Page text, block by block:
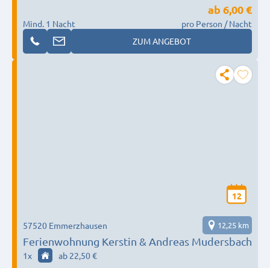
Mind. 1 Nacht
ab 6,00 €
pro Person / Nacht
ZUM ANGEBOT
12
Ferienwohnung Kerstin & Andreas Mudersbach
57520 Emmerzhausen 12,25 km
1x ab 22,50 €